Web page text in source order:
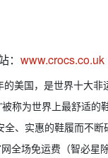
www.crocs.co.uk
美国，是世界十大非
被称为世界上最舒适的
全、实惠的鞋履而不断
全场免运费（智必星